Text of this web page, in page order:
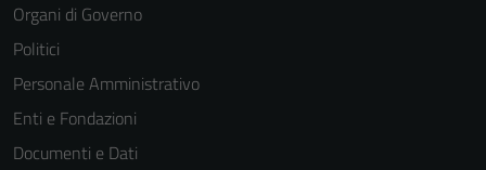
Organi di Governo
Politici
Personale Amministrativo
Enti e Fondazioni
Documenti e Dati